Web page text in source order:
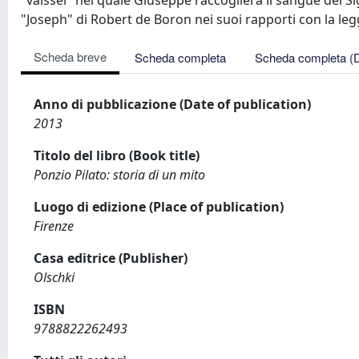
"Joseph" di Robert de Boron nei suoi rapporti con la
Scheda breve Scheda completa Scheda completa
Anno di pubblicazione (Date of publication)
2013
Titolo del libro (Book title)
Ponzio Pilato: storia di un mito
Luogo di edizione (Place of publication)
Firenze
Casa editrice (Publisher)
Olschki
ISBN
9788822262493